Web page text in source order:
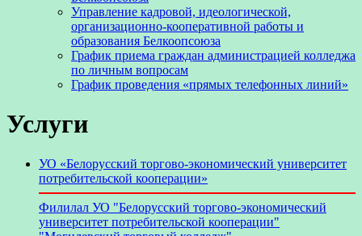
Управление кадровой, идеологической,
организационно-кооперативной работы и
образования Белкоопсоюза
График приема граждан администрацией колледжа
по личным вопросам
График проведения «прямых телефонных линий»
Услуги
УО «Белорусский торгово-экономический университет
потребительской кооперации»
Филилал УО "Белорусский торгово-экономический
университет потребительской кооперации"